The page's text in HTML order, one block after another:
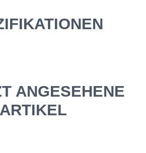
ANGESEHENE
ARTIKEL